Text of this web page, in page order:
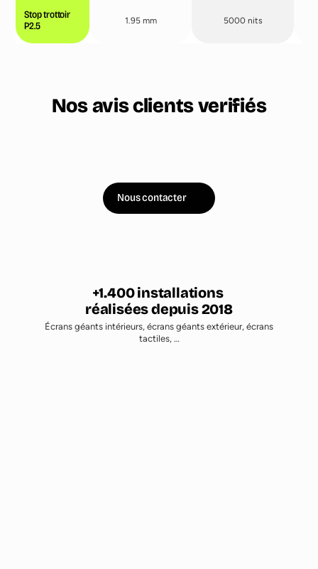
Stop trottoir
P2.5
1.95 mm 5000 nits
Nos avis clients verifiés
Nous contacter
1.400
Écrans géants intérieurs, écrans géants extérieur, écrans
tactiles, …